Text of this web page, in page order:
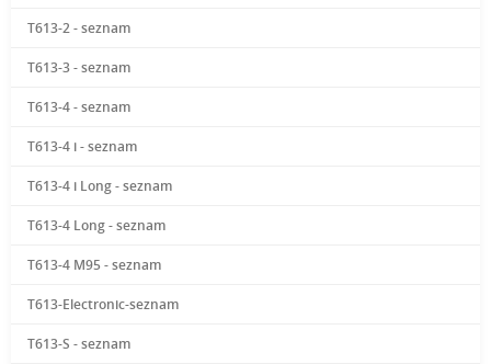
T613-2 - seznam
T613-3 - seznam
T613-4 - seznam
T613-4 i - seznam
T613-4 i Long - seznam
T613-4 Long - seznam
T613-4 M95 - seznam
T613-Electronic-seznam
T613-S - seznam